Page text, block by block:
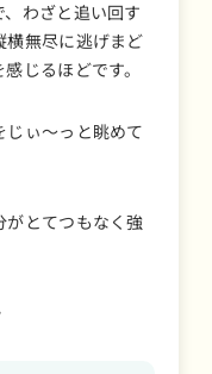
わざと追い回す
横無尽に逃げまど
じるほどです。
じぃ～っと眺めて
がとてつもなく強